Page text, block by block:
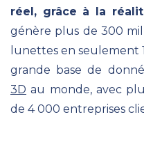
réel, grâce à la
génère plus de 300
lunettes en seulement
grande base de
3D au monde, avec
de 4 000 entreprises